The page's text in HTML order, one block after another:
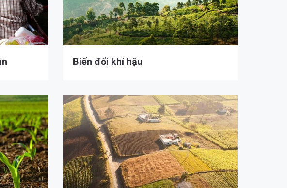
Biến đổi khí hậu